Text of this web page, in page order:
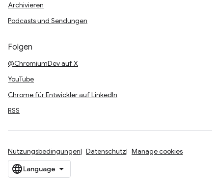
Archivieren
Podcasts und Sendungen
Folgen
@ChromiumDev auf X
YouTube
Chrome für Entwickler auf LinkedIn
RSS
Nutzungsbedingungen Datenschutz Manage cookies